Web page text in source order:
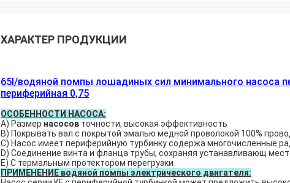
ХАРАКТЕР ПРОДУКЦИИ
65l/водяной помпы лошадиных сил минимального насоса
периферийная 0,75
ОСОБЕННОСТИ НАСОСА:
A) Размер насосов точности, высокая эффективность
B) Покрывать вал с покрытой эмалью медной проволокой 100%
C) Насос имеет периферийную турбинку содержа многочисленные
D) Соединение винта и фланца трубы, сохраняя устанавливающ
E) С термальным протектором перегрузки
ПРИМЕНЕНИЕ водяной помпы электрического двигателя: